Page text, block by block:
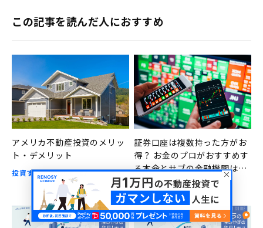
この記事を読んだ人におすすめ
アメリカ不動産投資のメリッ
ト・デメリット
投資する 2025.01.07
証券口座は複数持った方がお
得？ お金のプロがおすすめす
る本命とサブの金融機関はこ
ちら
投資する 2023.08.14